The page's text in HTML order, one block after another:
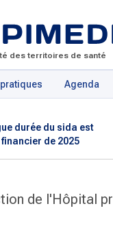
des territoires de santé
Agenda
durée du sida est
de 2025
de l'Hôpital